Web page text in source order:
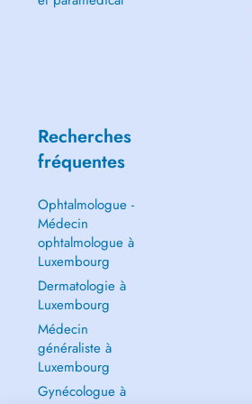
Recherches
fréquentes
Ophtalmologue -
Médecin
ophtalmologue à
Luxembourg
Dermatologie à
Luxembourg
Médecin
généraliste à
Luxembourg
Gynécologue à